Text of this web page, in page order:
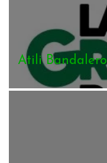
Atili Bandalero